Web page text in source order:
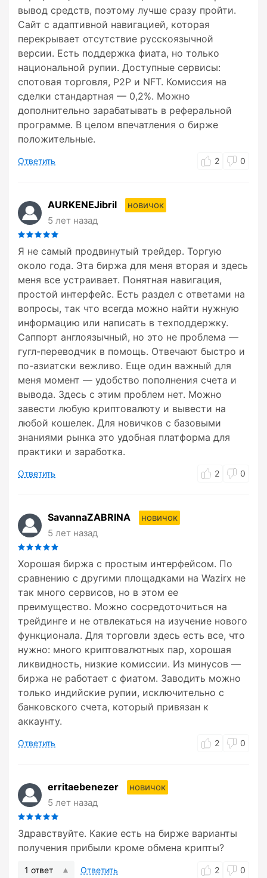
вывод средств, поэтому лучше сразу пройти.
Сайт с адаптивной навигацией, которая
перекрывает отсутствие русскоязычной
версии. Есть поддержка фиата, но только
национальной рупии. Доступные сервисы:
спотовая торговля, P2P и NFT. Комиссия на
сделки стандартная — 0,2%. Можно
дополнительно зарабатывать в реферальной
программе. В целом впечатления о бирже
положительные.
Ответить 2 0
AURKENEJibril
новичок
5 лет назад
Я не самый продвинутый трейдер. Торгую
около года. Эта биржа для меня вторая и здесь
меня все устраивает. Понятная навигация,
простой интерфейс. Есть раздел с ответами на
вопросы, так что всегда можно найти нужную
информацию или написать в техподдержку.
Саппорт англоязычный, но это не проблема —
гугл-переводчик в помощь. Отвечают быстро и
по-азиатски вежливо. Еще один важный для
меня момент — удобство пополнения счета и
вывода. Здесь с этим проблем нет. Можно
завести любую криптовалюту и вывести на
любой кошелек. Для новичков с базовыми
знаниями рынка это удобная платформа для
практики и заработка.
Ответить 2 0
SavannaZABRINA
новичок
5 лет назад
Хорошая биржа с простым интерфейсом. По
сравнению с другими площадками на Wazirx не
так много сервисов, но в этом ее
преимущество. Можно сосредоточиться на
трейдинге и не отвлекаться на изучение нового
функционала. Для торговли здесь есть все, что
нужно: много криптовалютных пар, хорошая
ликвидность, низкие комиссии. Из минусов —
биржа не работает с фиатом. Заводить можно
только индийские рупии, исключительно с
банковского счета, который привязан к
аккаунту.
Ответить 2 0
erritaebenezer
новичок
5 лет назад
Здравствуйте. Какие есть на бирже варианты
получения прибыли кроме обмена крипты?
1 ответ Ответить 2 0